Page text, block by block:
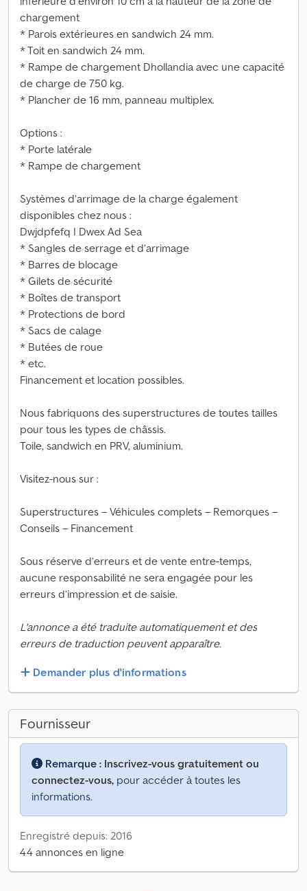
chargement
* Parois extérieures en sandwich 24 mm.
* Toit en sandwich 24 mm.
* Rampe de chargement Dhollandia avec une capacité
de charge de 750 kg.
* Plancher de 16 mm, panneau multiplex.
Options :
* Porte latérale
* Rampe de chargement
Systèmes d’arrimage de la charge également
disponibles chez nous :
Dwjdpfefq I Dwex Ad Sea
* Sangles de serrage et d’arrimage
* Barres de blocage
* Gilets de sécurité
* Boîtes de transport
* Protections de bord
* Sacs de calage
* Butées de roue
* etc.
Financement et location possibles.
Nous fabriquons des superstructures de toutes tailles
pour tous les types de châssis.
Toile, sandwich en PRV, aluminium.
Visitez-nous sur :
Superstructures – Véhicules complets – Remorques –
Conseils – Financement
Sous réserve d’erreurs et de vente entre-temps,
aucune responsabilité ne sera engagée pour les
erreurs d’impression et de saisie.
L'annonce a été traduite automatiquement et des
erreurs de traduction peuvent apparaître.
Demander plus d'informations
Fournisseur
Remarque : Inscrivez-vous gratuitement ou
connectez-vous, pour accéder à toutes les
informations.
Enregistré depuis: 2016
44 annonces en ligne